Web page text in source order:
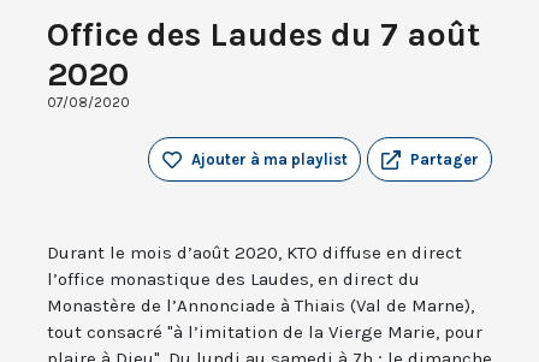
Office des Laudes du 7 août
2020
07/08/2020
Partager
Ajouter à ma playlist
Durant le mois d’août 2020, KTO diffuse en direct
l’office monastique des Laudes, en direct du
Monastère de l’Annonciade à Thiais (Val de Marne),
tout consacré "à l’imitation de la Vierge Marie, pour